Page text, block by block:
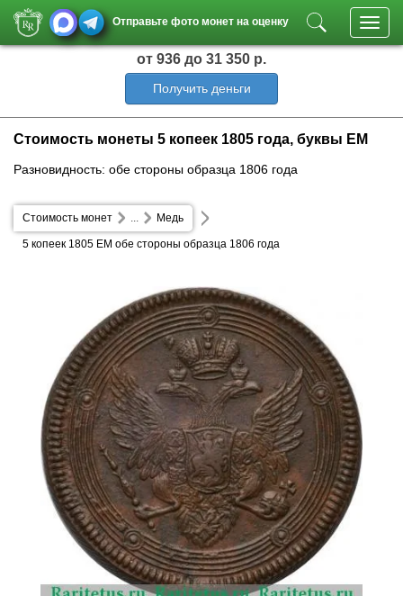
Отправьте фото монет на оценку
от 936 до 31 350 р.
Получить деньги
Стоимость монеты 5 копеек 1805 года, буквы ЕМ
Разновидность: обе стороны образца 1806 года
Стоимость монет Медь
...
5 копеек 1805 ЕМ обе стороны образца 1806 года